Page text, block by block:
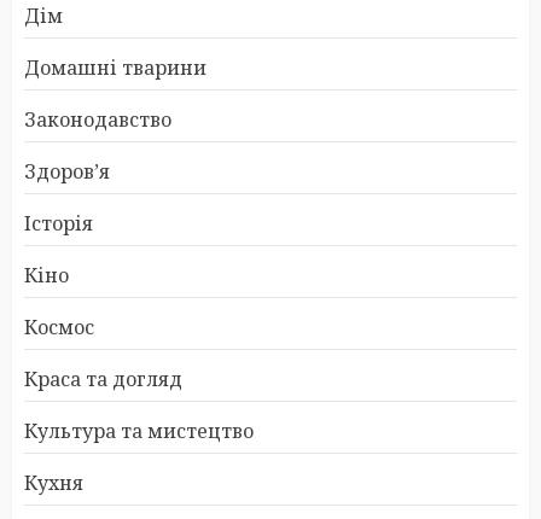
Дім
Домашні тварини
Законодавство
Здоров’я
Історія
Кіно
Космос
Краса та догляд
Культура та мистецтво
Кухня